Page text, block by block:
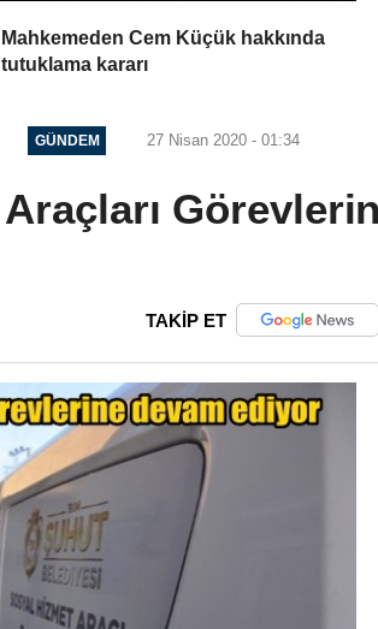
Mahkemeden Cem Küçük hakkında
tutuklama kararı
GÜNDEM 27 Nisan 2020 - 01:34
TAKİP ET